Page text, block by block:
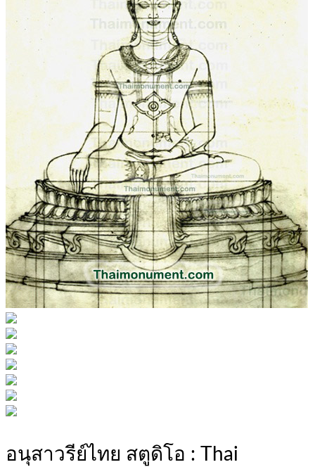
อนุสาวรีย์ไทย สตูดิโอ : Thai